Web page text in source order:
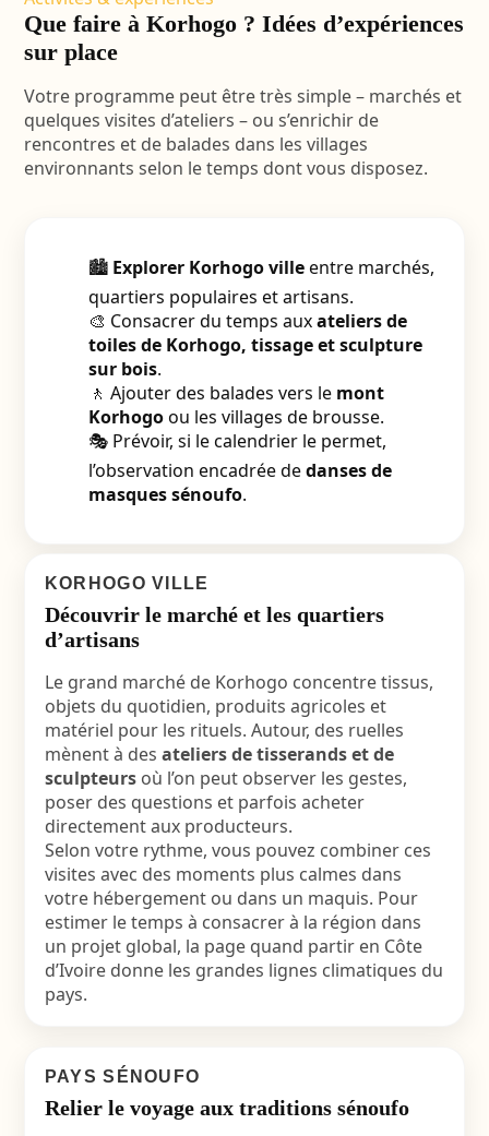
Que faire à Korhogo ? Idées d’expériences
sur place
Votre programme peut être très simple – marchés et
quelques visites d’ateliers – ou s’enrichir de
rencontres et de balades dans les villages
environnants selon le temps dont vous disposez.
🏙️ Explorer Korhogo villeentre marchés,
quartiers populaires et artisans.
🎨 Consacrer du temps auxateliers de
toiles de Korhogo, tissage et sculpture
sur bois.
🚶 Ajouter des balades vers le mont
Korhogoou les villages de brousse.
🎭 Prévoir, si le calendrier le permet,
l’observation encadrée dedanses de
masques sénoufo.
KORHOGO VILLE
Découvrir le marché et les quartiers
d’artisans
Le grand marché de Korhogo concentre tissus,
objets du quotidien, produits agricoles et
matériel pour les rituels. Autour, des ruelles
mènent à des ateliers de tisserands et de
sculpteursoù l’on peut observer les gestes,
poser des questions et parfois acheter
directement aux producteurs.
Selon votre rythme, vous pouvez combiner ces
visites avec des moments plus calmes dans
votre hébergement ou dans un maquis. Pour
estimer le temps à consacrer à la région dans
un projet global, la page quand partir en Côte
d’Ivoire donne les grandes lignes climatiques du
pays.
PAYS SÉNOUFO
Relier le voyage aux traditions sénoufo